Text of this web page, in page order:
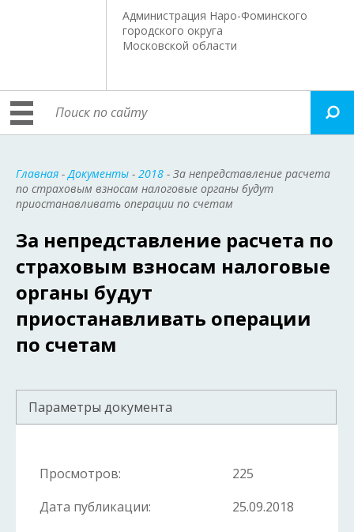
Администрация Наро-Фоминского
городского округа
Московской области
Главная -Документы - 2018 - За непредставление расчета
по страховым взносам налоговые органы будут
приостанавливать операции по счетам
За непредставление расчета по
страховым взносам налоговые
органы будут
приостанавливать операции
по счетам
Параметры документа
Просмотров:
225
Дата публикации:
25.09.2018